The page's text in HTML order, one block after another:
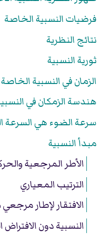
فرضيات النسبية الخاصة
نتائج النظرية
ثورية النسبية
الزمان في النسبية الخاصة
هندسة الزمكان في
سرعة الضوء هي السرعة
مبدأ النسبية
الأطر المرجعية
الترتيب المعياري
الافتقار لإطار
النسبية دون الافتراض